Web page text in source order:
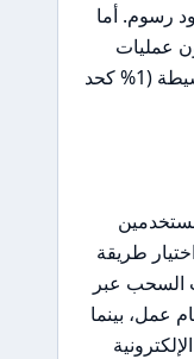
رسوم. أما
عمليات
السحب فورية تقريبًا، مع رسوم بسيطة (1% كحد
طريقة
السحب عبر
المصرفية من 2 إلى 5 أيام عمل، بينما